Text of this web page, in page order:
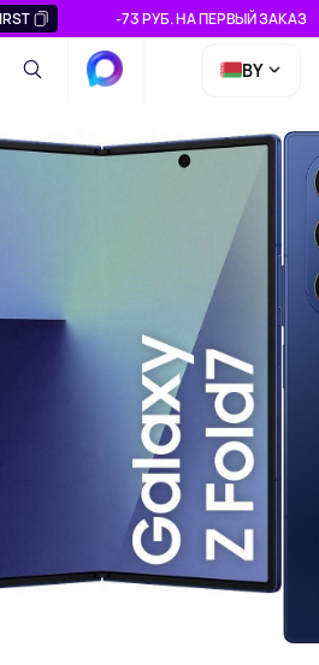
-73 РУБ. НА ПЕРВЫЙ ЗАКАЗ
BY